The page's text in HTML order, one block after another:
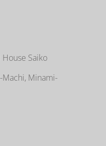
Saiko
Machi, Minami-